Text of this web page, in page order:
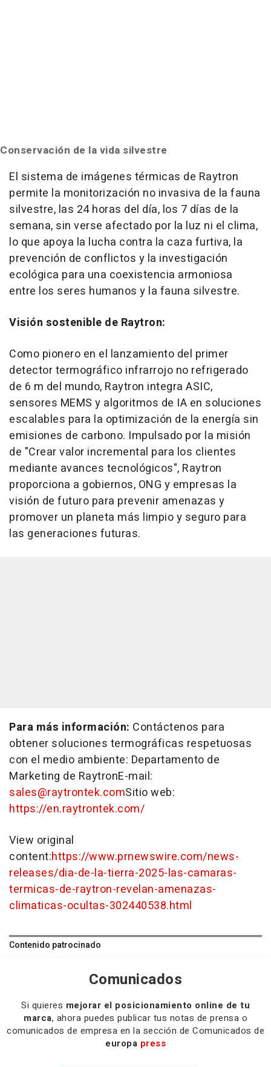
Conservación de la vida silvestre
El sistema de imágenes térmicas de Raytron
permite la monitorización no invasiva de la fauna
silvestre, las 24 horas del día, los 7 días de la
semana, sin verse afectado por la luz ni el clima,
lo que apoya la lucha contra la caza furtiva, la
prevención de conflictos y la investigación
ecológica para una coexistencia armoniosa
entre los seres humanos y la fauna silvestre.
Visión sostenible de Raytron:
Como pionero en el lanzamiento del primer
detector termográfico infrarrojo no refrigerado
de 6 m del mundo, Raytron integra ASIC,
sensores MEMS y algoritmos de IA en soluciones
escalables para la optimización de la energía sin
emisiones de carbono. Impulsado por la misión
de "Crear valor incremental para los clientes
mediante avances tecnológicos", Raytron
proporciona a gobiernos, ONG y empresas la
visión de futuro para prevenir amenazas y
promover un planeta más limpio y seguro para
las generaciones futuras.
Para más información: Contáctenos para
obtener soluciones termográficas respetuosas
con el medio ambiente: Departamento de
Marketing de RaytronE-mail:
sales@raytrontek.comSitio web:
https://en.raytrontek.com/
View original
content:https://www.prnewswire.com/news-
releases/dia-de-la-tierra-2025-las-camaras-
termicas-de-raytron-revelan-amenazas-
climaticas-ocultas-302440538.html
Contenido patrocinado
Comunicados
Si quieres mejorar el posicionamiento online de tu
marca, ahora puedes publicar tus notas de prensa o
comunicados de empresa en la sección de Comunicados de
europa press